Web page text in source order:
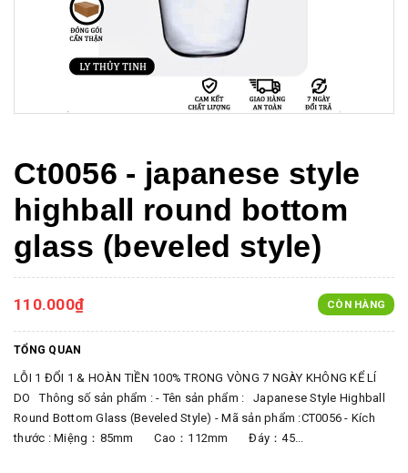
Ct0056 - japanese style
highball round bottom
glass (beveled style)
110.000₫ CÒN HÀNG
TỔNG QUAN
LỖI 1 ĐỔI 1 & HOÀN TIỀN 100% TRONG VÒNG 7 NGÀY KHÔNG KỂ LÍ
DO Thông số sản phẩm : - Tên sản phẩm : Japanese Style Highball
Round Bottom Glass (Beveled Style) - Mã sản phẩm :CT0056 - Kích
thước : Miệng：85mm Cao：112mm Đáy：45...